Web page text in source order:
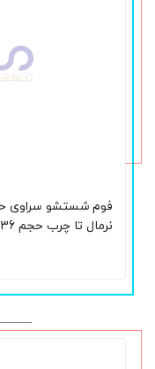
نرمال تا چرب حجم 236 میل